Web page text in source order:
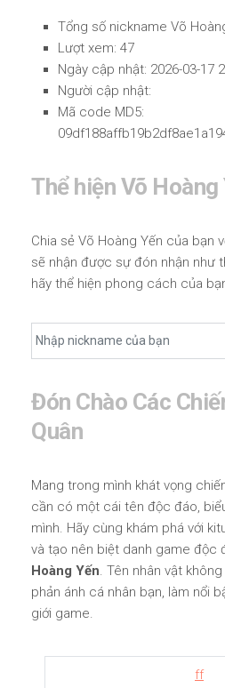
Tổng số nickname Võ
Lượt xem: 47
Ngày cập nhật: 2026-03-17
Người cập nhật:
Mã code MD5:
Thể hiện Võ Hoàng
Chia sẻ Võ Hoàng Yến của bạn
sẽ nhận được sự đón nhận như
hãy thể hiện phong cách của
Đón Chào Các
Quân
Mang trong mình khát vọng
cần có một cái tên độc đáo,
mình. Hãy cùng khám phá với
và tạo nên biệt danh game độc
Hoàng Yến. Tên nhân vật
phản ánh cá nhân bạn, làm nổi
giới game.
ff